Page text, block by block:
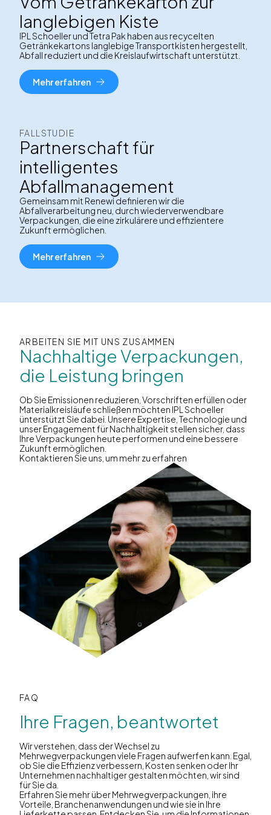
langlebigen Kiste
IPL Schoeller und Tetra Pak haben aus recycelten
Getränkekartons langlebige Transportkisten hergestellt,
Abfall reduziert und die Kreislaufwirtschaft unterstützt.
Mehr erfahren
FALLSTUDIE
Partnerschaft für
intelligentes
Abfallmanagement
Gemeinsam mit Renewi definieren wir die
Abfallverarbeitung neu, durch wiederverwendbare
Verpackungen, die eine zirkulärere und effizientere
Zukunft ermöglichen.
Mehr erfahren
ARBEITEN SIE MIT UNS ZUSAMMEN
Nachhaltige Verpackungen,
die Leistung bringen
Ob Sie Emissionen reduzieren, Vorschriften erfüllen oder
Materialkreisläufe schließen möchten IPL Schoeller
ünterstützt Sie dabei. Unsere Expertise, Technologie und
unser Engagement für Nachhaltigkeit stellen sicher, dass
Ihre Verpackungen heute performen und eine bessere
Zukunft ermöglichen.
Kontaktieren Sie uns, um mehr zu erfahren
FAQ
Ihre Fragen, beantwortet
Wir verstehen, dass der Wechsel zu
Mehrwegverpackungen viele Fragen aufwerfen kann. Egal,
ob Sie die Effizienz verbessern, Kosten senken oder Ihr
Unternehmen nachhaltiger gestalten möchten, wir sind
für Sie da.
Erfahren Sie mehr über Mehrwegverpackungen, ihre
Vorteile, Branchenanwendungen und wie sie in Ihre